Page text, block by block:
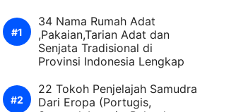
34 Nama Rumah Adat
,Pakaian,Tarian Adat dan
Senjata Tradisional di
Provinsi Indonesia Lengkap
22 Tokoh Penjelajah Samudra
Dari Eropa (Portugis,